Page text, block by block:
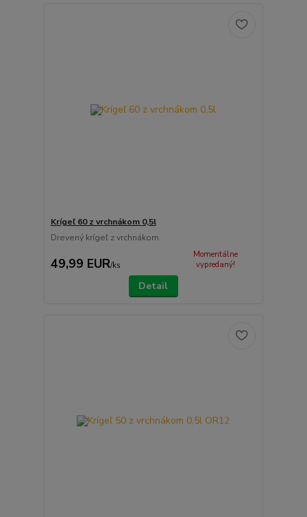
Krígeľ 60 z vrchnákom 0,5l
Drevený krígeľ z vrchnákom
49,99 EUR/ks
Momentálne
vypredaný!
Detail